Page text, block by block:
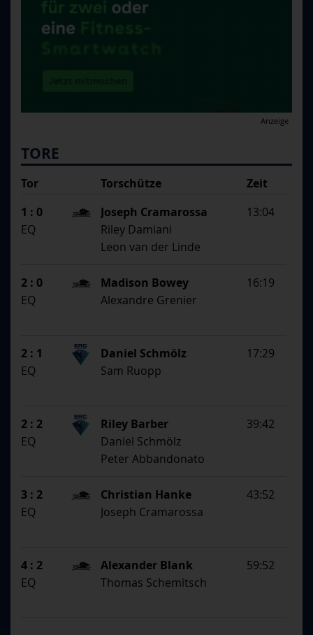
Anzeige
TORE
Tor Zeit
Torschütze
1. Assistent
2. Assistent
SS
1 : 0 13:04
Joseph Cramarossa
Riley Damiani
Leon van der Linde
EQ
2 : 0 16:19
Madison Bowey
Alexandre Grenier
EQ
2 : 1 17:29
Daniel Schmölz
Sam Ruopp
EQ
2 : 2 39:42
Riley Barber
Daniel Schmölz
Peter Abbandonato
EQ
3 : 2 43:52
Christian Hanke
Joseph Cramarossa
EQ
4 : 2 59:52
Alexander Blank
Thomas Schemitsch
EQ